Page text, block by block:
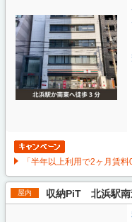
「半年以上利用で2ヶ月賃料
屋内 収納PiT 北浜駅南